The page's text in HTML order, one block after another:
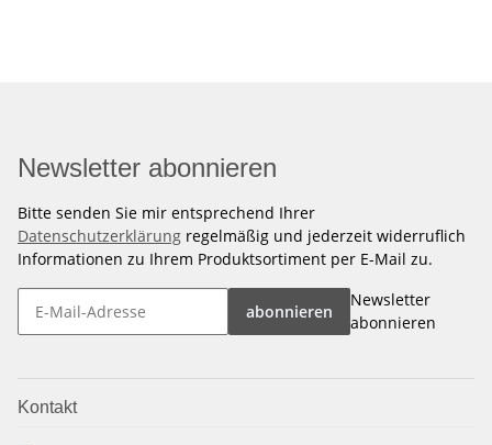
Newsletter abonnieren
Bitte senden Sie mir entsprechend Ihrer
Datenschutzerklärung regelmäßig und jederzeit widerruflich
Informationen zu Ihrem Produktsortiment per E-Mail zu.
abonnieren
Newsletter
abonnieren
Kontakt